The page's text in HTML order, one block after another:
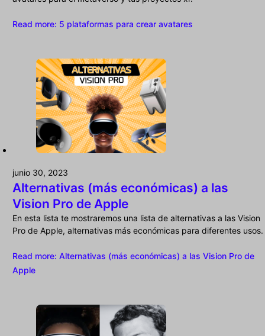
Read more: 5 plataformas para crear avatares
junio 30, 2023
Alternativas (más económicas) a las
Vision Pro de Apple
En esta lista te mostraremos una lista de alternativas a las Vision
Pro de Apple, alternativas más económicas para diferentes usos.
Read more: Alternativas (más económicas) a las Vision Pro de
Apple